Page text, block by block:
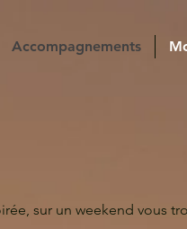
Accompagnements
sur un weekend vous